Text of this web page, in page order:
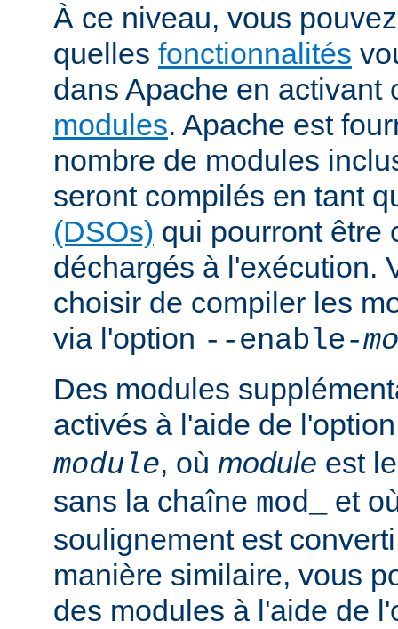
À ce niveau, vous
quelles fonctionnalités
dans Apache en activant
modules. Apache est
nombre de modules
seront compilés en tant
(DSOs) qui pourront être
déchargés à l'exécution.
choisir de compiler les
via l'option --enable-
Des modules
activés à l'aide de
module, où module est
sans la chaîne mod_
et
soulignement est
manière similaire, vous
des modules à l'aide de